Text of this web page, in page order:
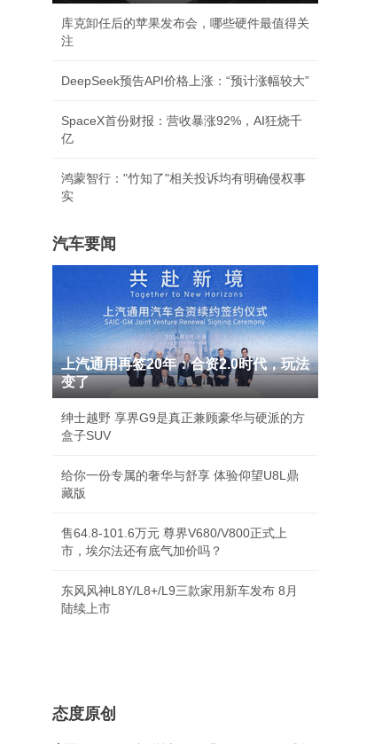
库克卸任后的苹果发布会，哪些硬件最值得关
注
DeepSeek预告API价格上涨：“预计涨幅较大”
SpaceX首份财报：营收暴涨92%，AI狂烧千
亿
鸿蒙智行："竹知了"相关投诉均有明确侵权事
实
汽车要闻
上汽通用再签20年：合资2.0时代，玩法
变了
绅士越野 享界G9是真正兼顾豪华与硬派的方
盒子SUV
给你一份专属的奢华与舒享 体验仰望U8L鼎
藏版
售64.8-101.6万元 尊界V680/V800正式上
市，埃尔法还有底气加价吗？
东风风神L8Y/L8+/L9三款家用新车发布 8月
陆续上市
态度原创